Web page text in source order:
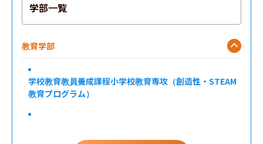
学部一覧
教育学部
学校教育教員養成課程小学校教育専攻（創造性・STEAM
教育プログラム）
教育プログラム）